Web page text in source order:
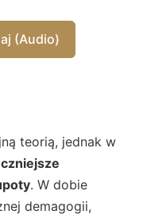
(Audio)
teorią, jednak w
. W dobie
demagogii,